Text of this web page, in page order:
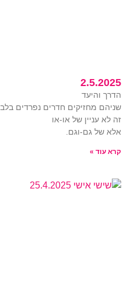
2.5.2025
הדרך והיעד
שניהם מחזיקים חדרים נפרדים בלב,
זה לא עניין של או-או
אלא של גם-וגם.
קרא עוד »